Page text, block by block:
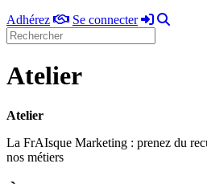
Adhérez
Adhérez
Se connecter
Se
Atelier
Atelier
La FrAIsque Marketing : prenez du
nos métiers